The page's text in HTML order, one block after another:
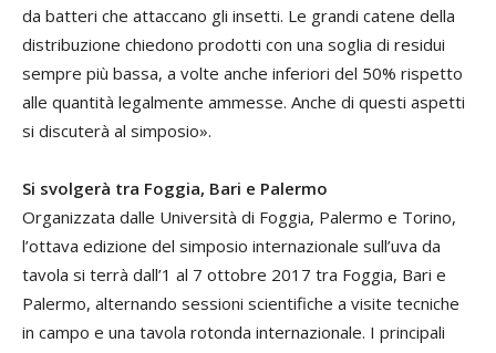
da batteri che attaccano gli insetti. Le grandi catene della
distribuzione chiedono prodotti con una soglia di residui
sempre più bassa, a volte anche inferiori del 50% rispetto
alle quantità legalmente ammesse. Anche di questi aspetti
si discuterà al simposio».
Si svolgerà tra Foggia, Bari e Palermo
Organizzata dalle Università di Foggia, Palermo e Torino,
l’ottava edizione del simposio internazionale sull’uva da
tavola si terrà dall’1 al 7 ottobre 2017 tra Foggia, Bari e
Palermo, alternando sessioni scientifiche a visite tecniche
in campo e una tavola rotonda internazionale. I principali